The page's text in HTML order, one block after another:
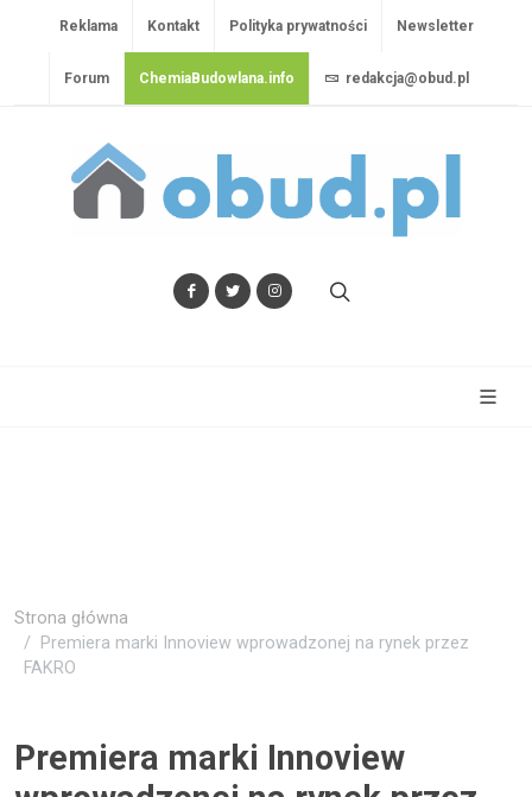
Reklama Kontakt Polityka prywatności Newsletter
Forum ChemiaBudowlana.info redakcja@obud.pl
Strona główna
Premiera marki Innoview wprowadzonej na rynek przez
FAKRO
Premiera marki Innoview